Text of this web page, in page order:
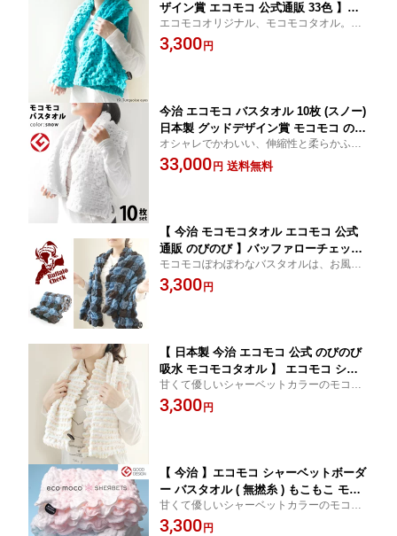
ザイン賞 エコモコ 公式通販 33色 】ふ
っくら本物の肌触り！ モコモコ バスタ
オル (無撚糸) MOCOMOCO TOWEL 選
エコモコオリジナル、モコモコタオル。オ
シャレなカラーを33色そろえました!!楽しい
名前がついているのは、それぞれの色に物
3,300円
今治 エコモコ バスタオル 10枚 (スノー)
日本製 グッドデザイン賞 モコモコ のび
のび バス タオル ( 無撚糸 ) 【 公式通販
ecomoco100%HEART まとめ買い 吸水
オシャレでかわいい、伸縮性と柔らかふっ
くら肌触り。今治製スーパー無撚糸モコモ
コバスタオルです。
33,000円 送料無料
【 今治 モコモコタオル エコモコ 公式
通販 のびのび 】バッファローチェック
バスタオル Buffalo check bath towel
日本製
モコモコぽわぽわなバスタオルは、お風呂
上がりにはもちろん肩掛けや膝掛けにして
も可愛い柄。お子様のお昼寝タオルケット
3,300円
【 日本製 今治 エコモコ 公式 のびのび
吸水 モコモコタオル 】 エコモコ シャ
ーベット カラフル バスタオル (無撚糸)
ecomoco bath towel 伸縮 プレゼント
甘くて優しいシャーベットカラーのモコモ
コバスタオル♪女性に人気なコンパクトサイ
ズのバスタオルです♪
3,300円
【 今治 】エコモコ シャーベットボーダ
ー バスタオル ( 無撚糸 ) もこもこ モコ
モコタオル 柔らか ecomoco sherbets
おしゃれ かわいい 日本製 出産祝い ギ
甘くて優しいシャーベットカラーのモコモ
コバスタオル♪ 肌触りがフワフワでマシュ
3,300円